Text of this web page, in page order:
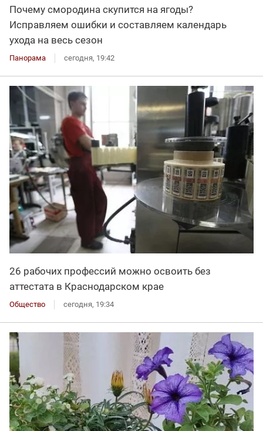
Почему смородина скупится на ягоды?
Исправляем ошибки и составляем календарь
ухода на весь сезон
Панорама сегодня, 19:42
26 рабочих профессий можно освоить без
аттестата в Краснодарском крае
Общество сегодня, 19:34